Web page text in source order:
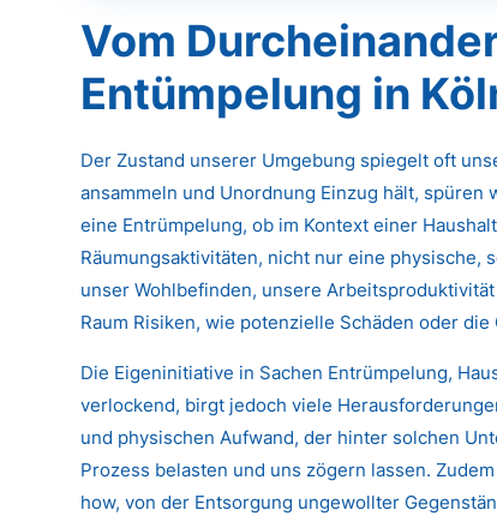
Vom
Entümpelung in
Der Zustand unserer Umgebung spiegelt oft
ansammeln und Unordnung Einzug hält,
eine Entrümpelung, ob im Kontext einer
Räumungsaktivitäten, nicht nur eine
unser Wohlbefinden, unsere
Raum Risiken, wie potenzielle Schäden oder
Die Eigeninitiative in Sachen Entrümpelung,
verlockend, birgt jedoch viele
und physischen Aufwand, der hinter solchen
Prozess belasten und uns zögern lassen.
how, von der Entsorgung ungewollter